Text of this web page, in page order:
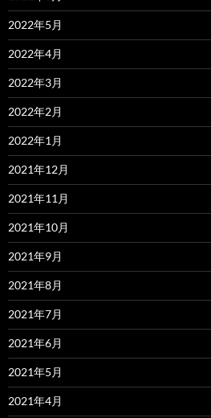
2022年5月
2022年4月
2022年3月
2022年2月
2022年1月
2021年12月
2021年11月
2021年10月
2021年9月
2021年8月
2021年7月
2021年6月
2021年5月
2021年4月